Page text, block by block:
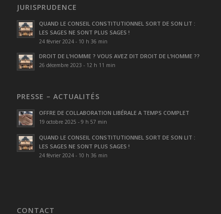
JURISPRUDENCE
QUAND LE CONSEIL CONSTITUTIONNEL SORT DE SON LIT :
LES SAGES NE SONT PLUS SAGES !
24 février 2024 - 10 h 36 min
DROIT DE L’HOMME ? VOUS AVEZ DIT DROIT DE L’HOMME ??
26 décembre 2023 - 12 h 11 min
PRESSE – ACTUALITÉS
OFFRE DE COLLABORATION LIBÉRALE A TEMPS COMPLET
19 octobre 2025 - 9 h 57 min
QUAND LE CONSEIL CONSTITUTIONNEL SORT DE SON LIT :
LES SAGES NE SONT PLUS SAGES !
24 février 2024 - 10 h 36 min
CONTACT